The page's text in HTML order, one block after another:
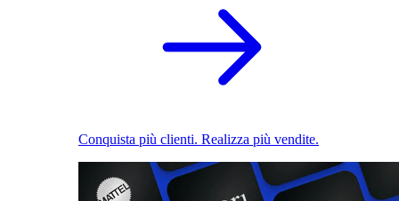
Conquista più clienti. Realizza più vendite.